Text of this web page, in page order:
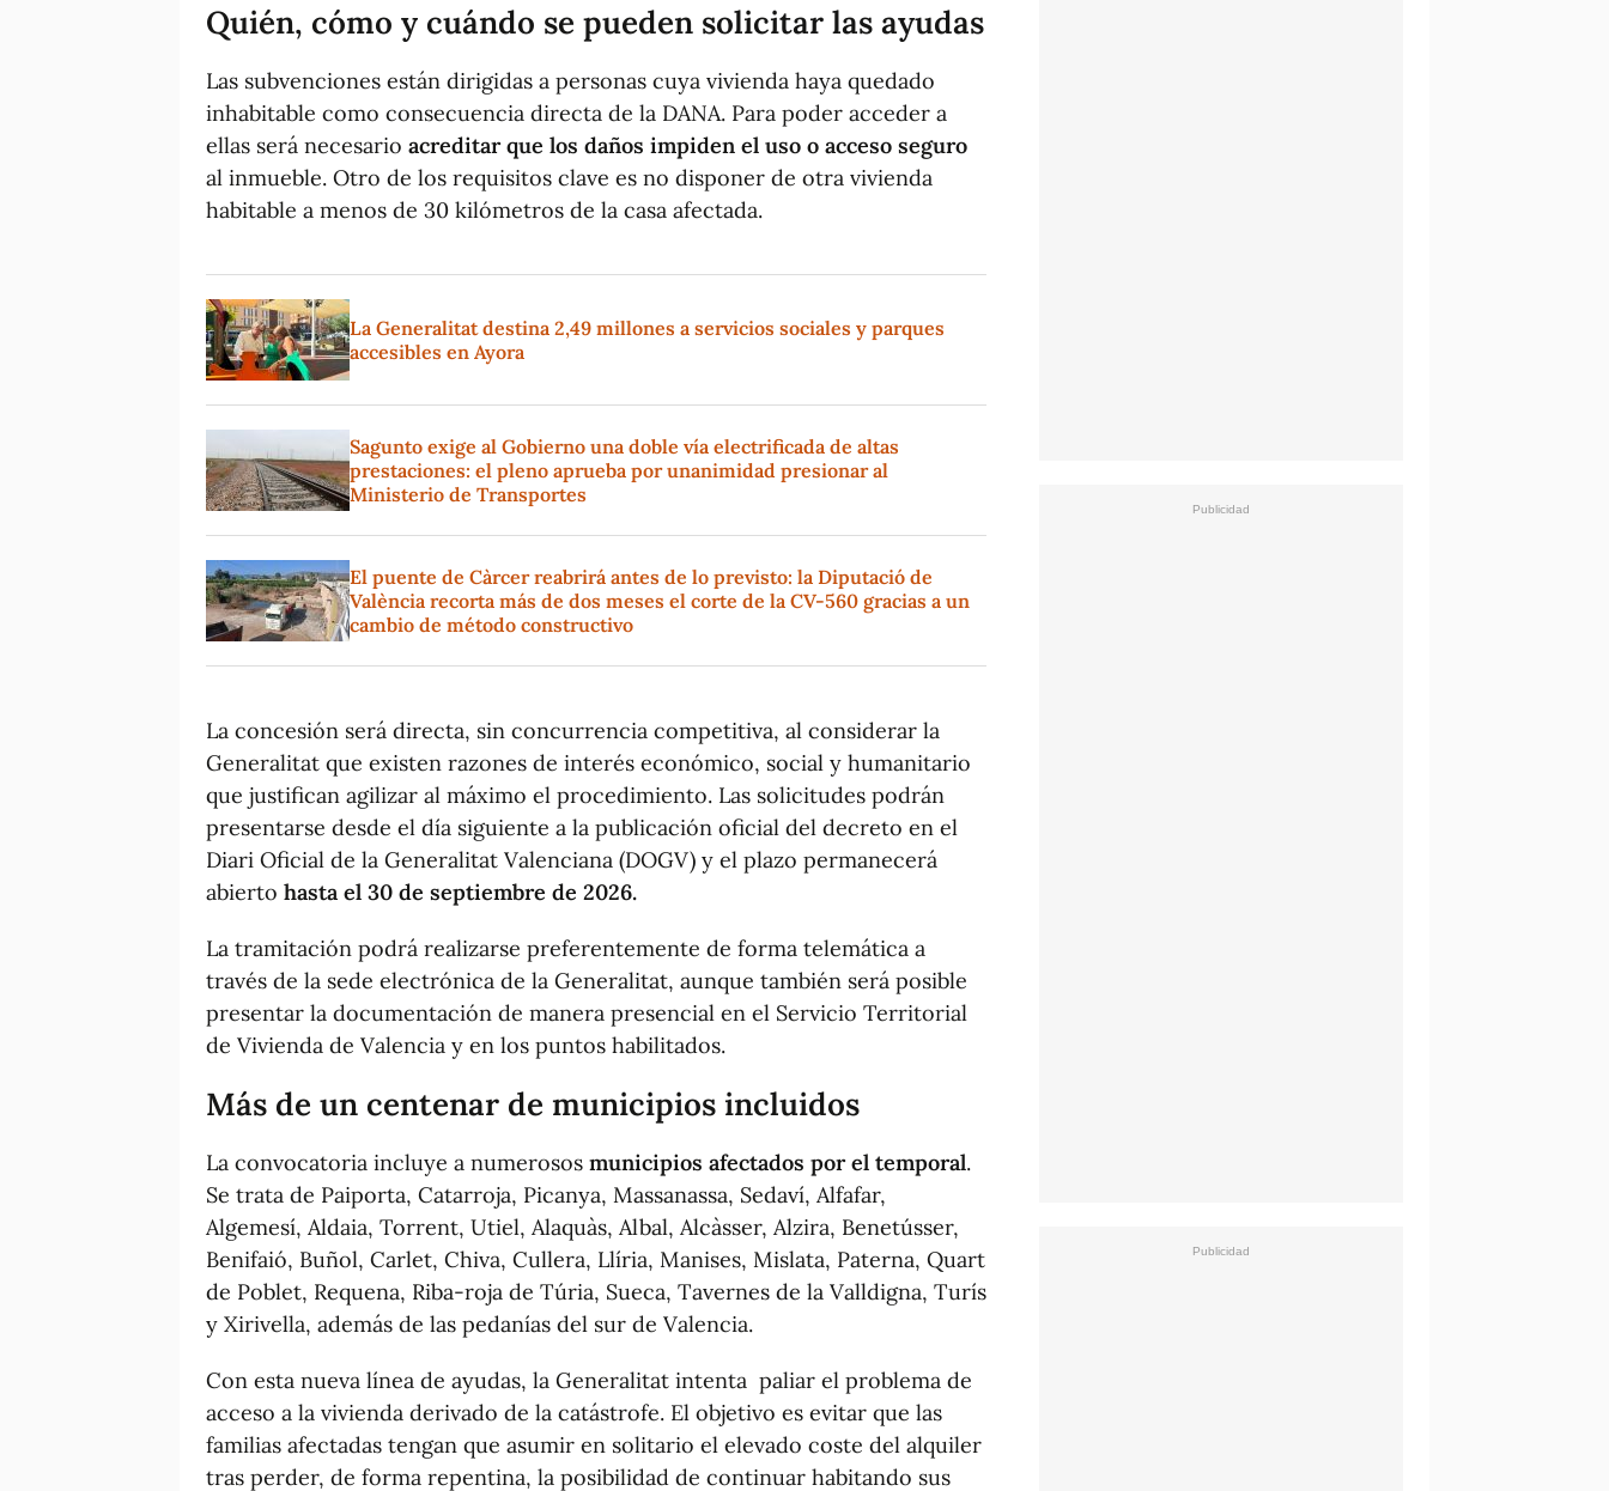
Quién, cómo y cuándo se pueden solicitar las ayudas
Las subvenciones están dirigidas a personas cuya vivienda haya quedado
inhabitable como consecuencia directa de la DANA. Para poder acceder a
ellas será necesario acreditar que los daños impiden el uso o acceso seguro
al inmueble. Otro de los requisitos clave es no disponer de otra vivienda
habitable a menos de 30 kilómetros de la casa afectada.
La Generalitat destina 2,49 millones a servicios sociales y parques
accesibles en Ayora
Sagunto exige al Gobierno una doble vía electrificada de altas
prestaciones: el pleno aprueba por unanimidad presionar al
Ministerio de Transportes
El puente de Càrcer reabrirá antes de lo previsto: la Diputació de
València recorta más de dos meses el corte de la CV-560 gracias a un
cambio de método constructivo
La concesión será directa, sin concurrencia competitiva, al considerar la
Generalitat que existen razones de interés económico, social y humanitario
que justifican agilizar al máximo el procedimiento. Las solicitudes podrán
presentarse desde el día siguiente a la publicación oficial del decreto en el
Diari Oficial de la Generalitat Valenciana (DOGV) y el plazo permanecerá
abierto hasta el 30 de septiembre de 2026.
La tramitación podrá realizarse preferentemente de forma telemática a
través de la sede electrónica de la Generalitat, aunque también será posible
presentar la documentación de manera presencial en el Servicio Territorial
de Vivienda de Valencia y en los puntos habilitados.
Más de un centenar de municipios incluidos
La convocatoria incluye a numerosos municipios afectados por el temporal.
Se trata de Paiporta, Catarroja, Picanya, Massanassa, Sedaví, Alfafar,
Algemesí, Aldaia, Torrent, Utiel, Alaquàs, Albal, Alcàsser, Alzira, Benetússer,
Benifaió, Buñol, Carlet, Chiva, Cullera, Llíria, Manises, Mislata, Paterna, Quart
de Poblet, Requena, Riba-roja de Túria, Sueca, Tavernes de la Valldigna, Turís
y Xirivella, además de las pedanías del sur de Valencia.
Con esta nueva línea de ayudas, la Generalitat intenta paliar el problema de
acceso a la vivienda derivado de la catástrofe. El objetivo es evitar que las
familias afectadas tengan que asumir en solitario el elevado coste del alquiler
tras perder, de forma repentina, la posibilidad de continuar habitando sus